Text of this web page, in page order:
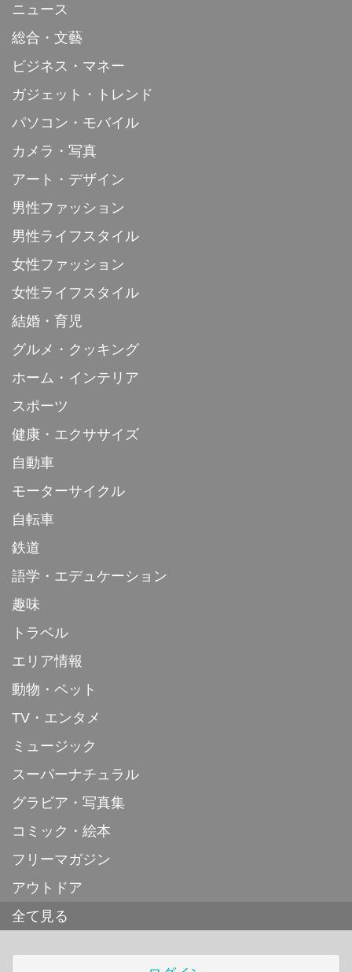
ニュース
総合・文藝
ビジネス・マネー
ガジェット・トレンド
パソコン・モバイル
カメラ・写真
アート・デザイン
男性ファッション
男性ライフスタイル
女性ファッション
女性ライフスタイル
結婚・育児
グルメ・クッキング
ホーム・インテリア
スポーツ
健康・エクササイズ
自動車
モーターサイクル
自転車
鉄道
語学・エデュケーション
趣味
トラベル
エリア情報
動物・ペット
TV・エンタメ
ミュージック
スーパーナチュラル
グラビア・写真集
コミック・絵本
フリーマガジン
アウトドア
全て見る